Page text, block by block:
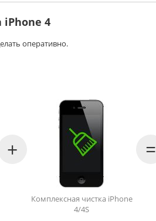
iPhone 4
оперативно.
+
Комплексная чистка iPhone
4/4S
=